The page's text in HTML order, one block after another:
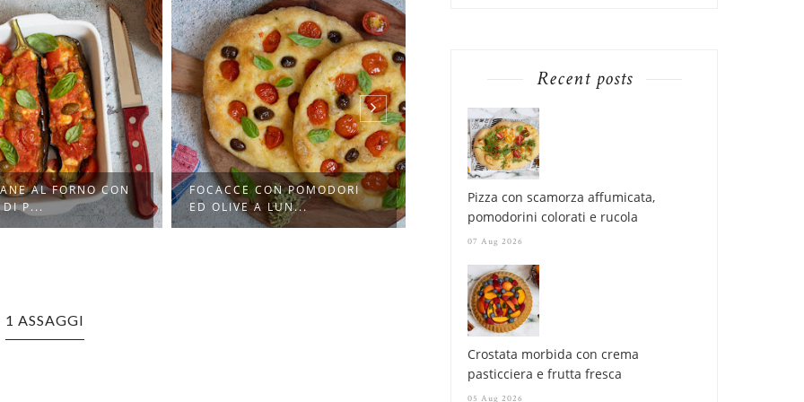
CON POMODORI
A LUN...
LINGUINE INTEGRALI CON
FILETTO DI P...
MELANZANE A FUNGHETTI,
A MODO MIO
1 ASSAGGI
Recent posts
Pizza con scamorza affumicata,
pomodorini colorati e rucola
07 Aug 2026
Crostata morbida con crema
pasticciera e frutta fresca
05 Aug 2026